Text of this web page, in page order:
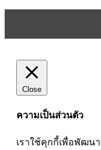
Close
ความเป็นส่วนตัว
เราใช้คุกกี้เพื่อพัฒน